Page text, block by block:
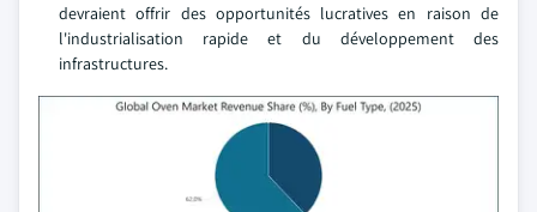
devraient offrir des opportunités lucratives en raison de
l'industrialisation rapide et du développement des
infrastructures.